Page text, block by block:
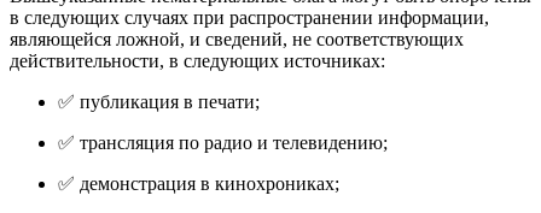
в следующих случаях при распространении информации,
являющейся ложной, и сведений, не соответствующих
действительности, в следующих источниках:
✅ публикация в печати;
✅ трансляция по радио и телевидению;
✅ демонстрация в кинохрониках;